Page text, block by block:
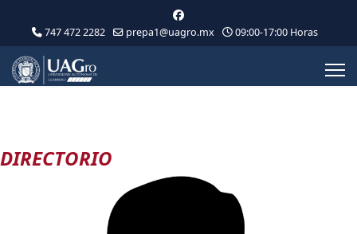
747 472 2282 prepa1@uagro.mx 09:00-17:00 Horas
DIRECTORIO